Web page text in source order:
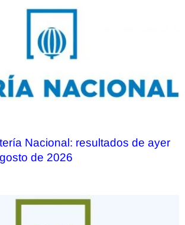
Nacional: resultados de ayer
de 2026